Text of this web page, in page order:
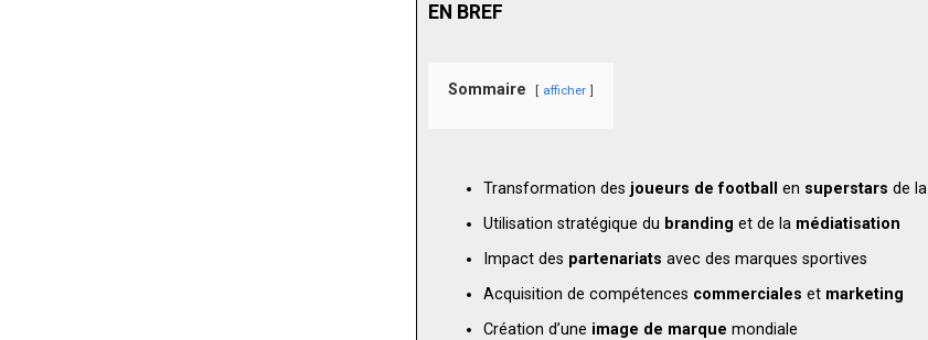
EN BREF
Sommaire afficher
Transformation des joueurs de football en superstars de la
Utilisation stratégique du branding et de la médiatisation
Impact des partenariats avec des marques sportives
Acquisition de compétences commerciales et marketing
Création d’une image de marque mondiale